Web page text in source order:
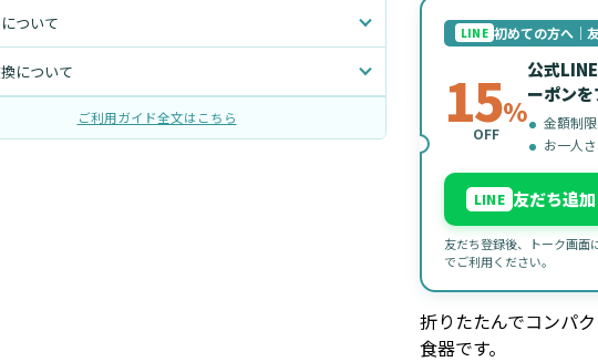
ついて
について
ご利用ガイド全文はこちら
LINE 初めての方へ｜
15%
OFF
公式
ーポン
金額制
お一人
LINE 友だち追
友だち登録後、トーク画面
でご利用ください。
折りたたんでコンパ
食器です。